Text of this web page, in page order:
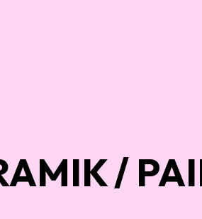
/